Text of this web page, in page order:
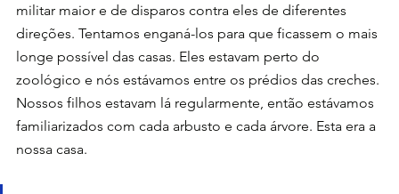
militar maior e de disparos contra eles de diferentes
direções. Tentamos enganá-los para que ficassem o mais
longe possível das casas. Eles estavam perto do
zoológico e nós estávamos entre os prédios das creches.
Nossos filhos estavam lá regularmente, então estávamos
familiarizados com cada arbusto e cada árvore. Esta era a
nossa casa.